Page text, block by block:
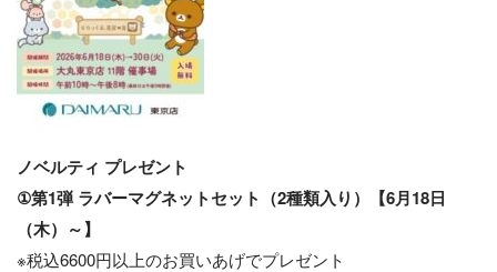
ノベルティ プレゼント
①第1弾 ラバーマグネットセット（2種類入り）【6月18日
（木）～】
※税込6600円以上のお買いあげでプレゼント